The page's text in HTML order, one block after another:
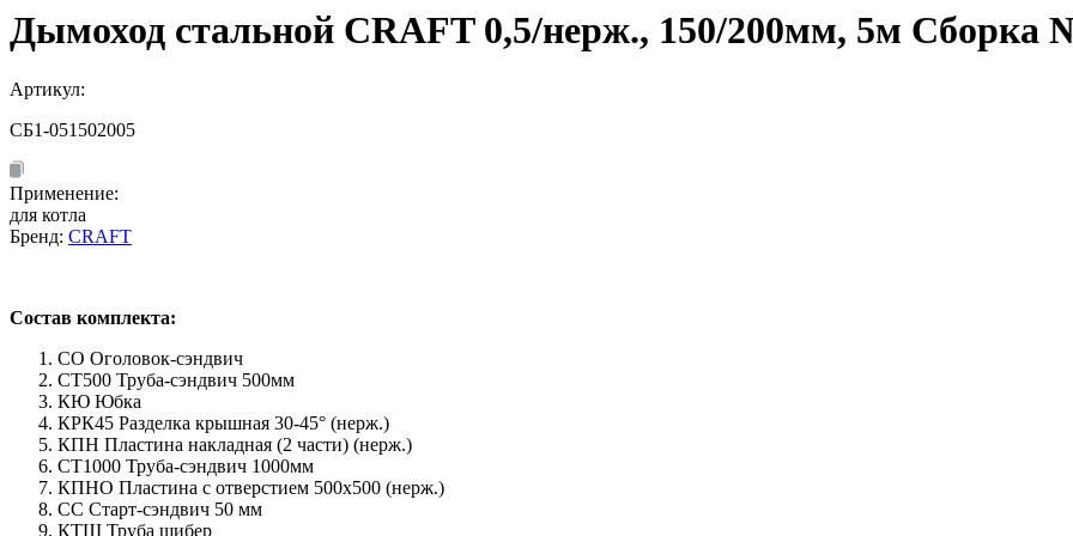
Дымоход стальной CRAFT 0,5/нерж., 150/200мм, 5м Сборка
Артикул:
СБ1-051502005
Применение:
для котла
Бренд: CRAFT
Состав комплекта:
СО Оголовок-сэндвич
СТ500 Труба-сэндвич 500мм
КЮ Юбка
КРК45 Разделка крышная 30-45° (нерж.)
КПН Пластина накладная (2 части) (нерж.)
СТ1000 Труба-сэндвич 1000мм
КПНО Пластина с отверстием 500х500 (нерж.)
СС Старт-сэндвич 50 мм
КТШ Труба шибер